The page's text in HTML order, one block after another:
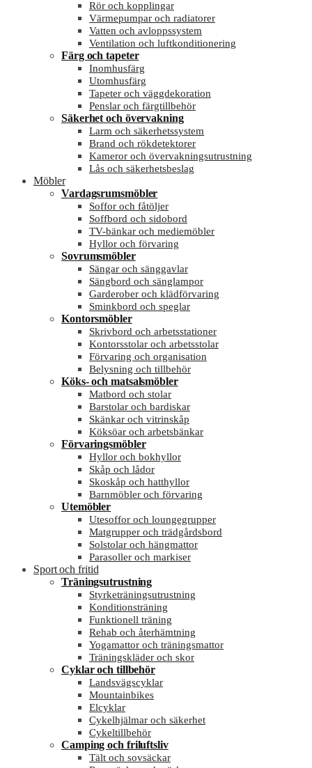
Rör och kopplingar
Värmepumpar och radiatorer
Vatten och avloppssystem
Ventilation och luftkonditionering
Färg och tapeter
Inomhusfärg
Utomhusfärg
Tapeter och väggdekoration
Penslar och färgtillbehör
Säkerhet och övervakning
Larm och säkerhetssystem
Brand och rökdetektorer
Kameror och övervakningsutrustning
Lås och säkerhetsbeslag
Möbler
Vardagsrumsmöbler
Soffor och fåtöljer
Soffbord och sidobord
TV-bänkar och mediemöbler
Hyllor och förvaring
Sovrumsmöbler
Sängar och sänggavlar
Sängbord och sänglampor
Garderober och klädförvaring
Sminkbord och speglar
Kontorsmöbler
Skrivbord och arbetsstationer
Kontorsstolar och arbetsstolar
Förvaring och organisation
Belysning och tillbehör
Köks- och matsalsmöbler
Matbord och stolar
Barstolar och bardiskar
Skänkar och vitrinskåp
Köksöar och arbetsbänkar
Förvaringsmöbler
Hyllor och bokhyllor
Skåp och lådor
Skoskåp och hatthyllor
Barnmöbler och förvaring
Utemöbler
Utesoffor och loungegrupper
Matgrupper och trädgårdsbord
Solstolar och hängmattor
Parasoller och markiser
Sport och fritid
Träningsutrustning
Styrketräningsutrustning
Konditionsträning
Funktionell träning
Rehab och återhämtning
Yogamattor och träningsmattor
Träningskläder och skor
Cyklar och tillbehör
Landsvägscyklar
Mountainbikes
Elcyklar
Cykelhjälmar och säkerhet
Cykeltillbehör
Camping och friluftsliv
Tält och sovsäckar